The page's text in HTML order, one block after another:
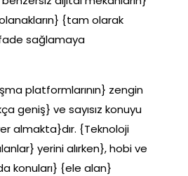
olanakların} {tam olarak
sağlamaya
platformlarının} zengin
geniş} ve sayısız konuyu
almakta}dır. {Teknoloji
yerini alırken}, hobi ve
konuları} {ele alan}